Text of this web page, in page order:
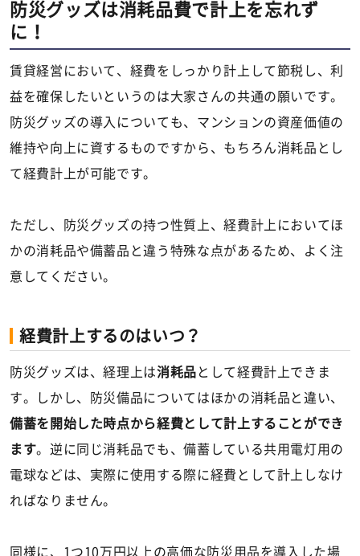
防災グッズは消耗品費で計上を忘れず
に！
賃貸経営において、経費をしっかり計上して節税し、利
益を確保したいというのは大家さんの共通の願いです。
防災グッズの導入についても、マンションの資産価値の
維持や向上に資するものですから、もちろん消耗品とし
て経費計上が可能です。
ただし、防災グッズの持つ性質上、経費計上においてほ
かの消耗品や備蓄品と違う特殊な点があるため、よく注
意してください。
経費計上するのはいつ？
防災グッズは、経理上は消耗品 として経費計上できま
す。しかし、防災備品についてはほかの消耗品と違い、
備蓄を開始した時点から経費として計上することができ
ます。逆に同じ消耗品でも、備蓄している共用電灯用の
電球などは、実際に使用する際に経費として計上しなけ
ればなりません。
同様に、1つ10万円以上の高価な防災用品を導入した場